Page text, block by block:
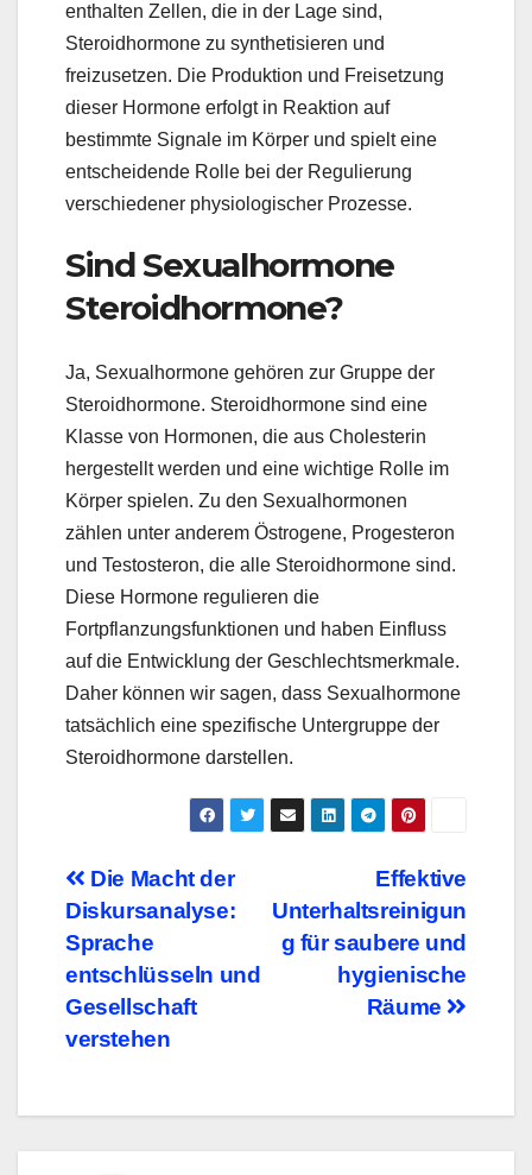
enthalten Zellen, die in der Lage sind,
Steroidhormone zu synthetisieren und
freizusetzen. Die Produktion und Freisetzung
dieser Hormone erfolgt in Reaktion auf
bestimmte Signale im Körper und spielt eine
entscheidende Rolle bei der Regulierung
verschiedener physiologischer Prozesse.
Sind Sexualhormone
Steroidhormone?
Ja, Sexualhormone gehören zur Gruppe der
Steroidhormone. Steroidhormone sind eine
Klasse von Hormonen, die aus Cholesterin
hergestellt werden und eine wichtige Rolle im
Körper spielen. Zu den Sexualhormonen
zählen unter anderem Östrogene, Progesteron
und Testosteron, die alle Steroidhormone sind.
Diese Hormone regulieren die
Fortpflanzungsfunktionen und haben Einfluss
auf die Entwicklung der Geschlechtsmerkmale.
Daher können wir sagen, dass Sexualhormone
tatsächlich eine spezifische Untergruppe der
Steroidhormone darstellen.
BeitragsnavigationEffektive
Unterhaltsreinigun
g für saubere und
hygienische
Räume
Die Macht der
Diskursanalyse:
Sprache
entschlüsseln und
Gesellschaft
verstehen